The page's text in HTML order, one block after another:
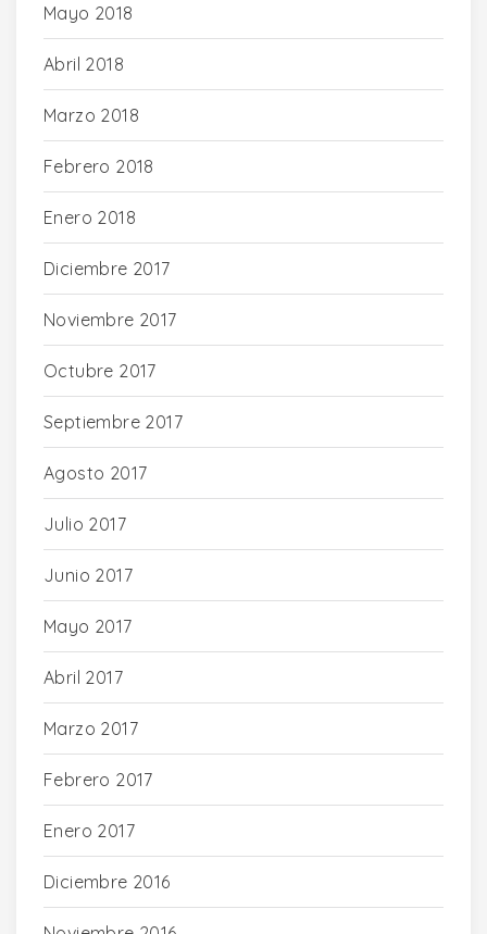
Mayo 2018
Abril 2018
Marzo 2018
Febrero 2018
Enero 2018
Diciembre 2017
Noviembre 2017
Octubre 2017
Septiembre 2017
Agosto 2017
Julio 2017
Junio 2017
Mayo 2017
Abril 2017
Marzo 2017
Febrero 2017
Enero 2017
Diciembre 2016